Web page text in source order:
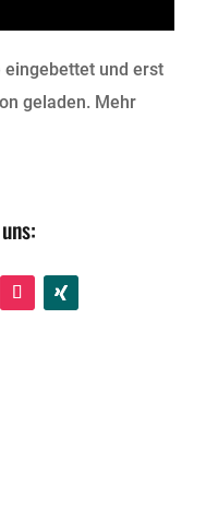
eingebettet und erst
geladen. Mehr